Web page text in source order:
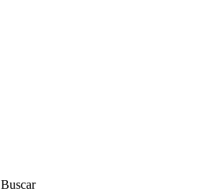
Buscar